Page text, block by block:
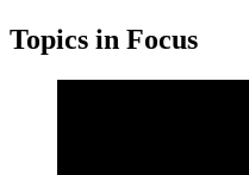
Topics in Focus